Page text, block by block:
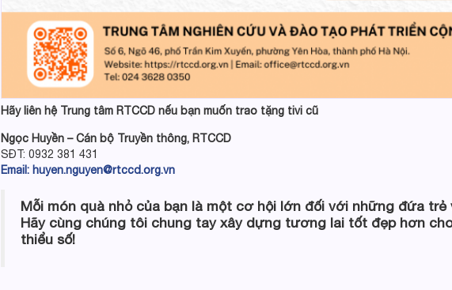
Hãy liên hệ Trung tâm RTCCD nếu bạn muốn trao tặng tivi cũ
Ngọc Huyền – Cán bộ Truyền thông, RTCCD
SĐT: 0932 381 431
Email: huyen.nguyen@rtccd.org.vn
Mỗi món quà nhỏ của bạn là một cơ hội lớn đối với những đứa trẻ
Hãy cùng chúng tôi chung tay xây dựng tương lai tốt đẹp hơn
thiểu số!